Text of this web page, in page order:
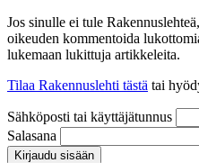
Jos sinulle ei tule
oikeuden kommentoida
lukemaan lukittuja artikkeleita.
Tilaa Rakennuslehti tästä tai
Sähköposti tai käyttäjätunnus
Salasana
Kirjaudu sisään